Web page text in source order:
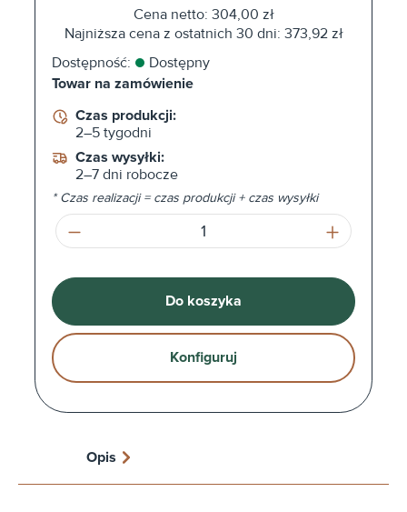
Cena netto: 304,00 zł
Najniższa cena z ostatnich 30 dni: 373,92 zł
Dostępność:
Dostępny
Towar na zamówienie
Czas produkcji:
2–5 tygodni
Czas wysyłki:
2–7 dni robocze
* Czas realizacji = czas produkcji + czas wysyłki
Ilość produktu: Wprowadź żądaną
Do koszyka
Konfiguruj
Opis